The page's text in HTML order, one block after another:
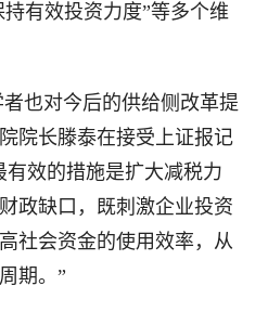
有效投资力度”等多个维
对今后的供给侧改革提
院长滕泰在接受上证报记
效的措施是扩大减税力
政缺口，既刺激企业投资
社会资金的使用效率，从
期。”